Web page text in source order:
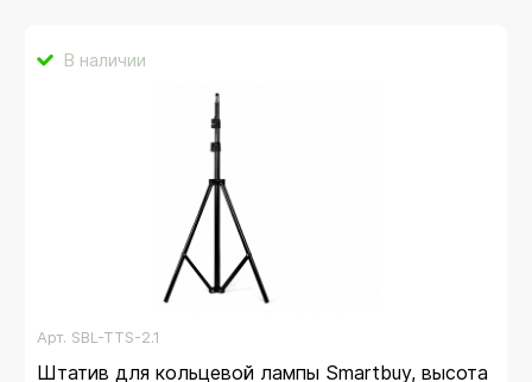
В наличии
Арт. SBL-TTS-2.1
Штатив для кольцевой лампы Smartbuy, высота